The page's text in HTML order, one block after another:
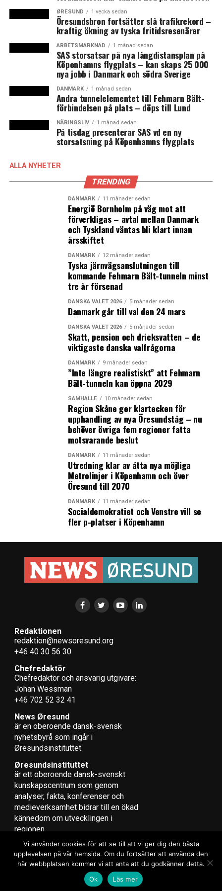
svårare för danskarna att få billiga lån utan
amorteringskrav.
Fotnot: En ägarlägenhet motsvarar närmast en svensk
bostadsrätt, med skillnaden att man i en ägarlägenhet
köper en andel av fastigheten och inte bara
nyttjanderätt av lägenheten. Vid köp av en ägarlägenhet
betalar man således inte heller en hyra till föreningen.
(News Øresund)
Danska Säpos tidigare chef dömd till fyra månaders
fängelse för bok
Novo Nordsik Fonden i nära partnerskap med flera av
världens stora fonder om samhällsutvecklingen
ØRESUND 1 vecka sedan
Öresundsbron fortsätter slå trafikrekord –
kraftig ökning av tyska fritidsresenärer
ARBETSMARKNAD 1 månad sedan
SAS storsatsar på nya långdistansplan på
Köpenhamns flygplats – kan skaps 25 000
nya jobb i Danmark och södra Sverige
DANMARK 1 månad sedan
Andra tunnelelementet till Fehmarn Bält-
förbindelsen på plats – döps till Lund
NÄRINGSLIV 1 månad sedan
På tisdag presenterar SAS vd en ny
storsatsning på Köpenhamns flygplats
ALLA NYHETER
TRENDING
DANMARK 11 månader sedan
Energiö Bornholm på väg mot att
förverkligas – avtal mellan Danmark
och Tyskland väntas bli klart innan
årsskiftet
DANMARK 12 månader sedan
Tyska järnvägsanslutningen till
kommande Fehmarn Bält-tunneln minst
tre år försenad
DANSKA VALET 2026 5 månader sedan
Danmark går till val den 24 mars
DANSKA VALET 2026 5 månader sedan
Skatt, pension och dricksvatten – de
viktigaste danska valfrågorna
DANMARK 9 månader sedan
”Inte längre realistiskt” att Fehmarn
Bält-tunneln kan öppna 2029
SAMHÄLLE 10 månader sedan
Region Skåne ger klartecken för
upphandling av nya Öresundståg – nu
behöver övriga fem regioner fatta
motsvarande beslut
DANMARK 11 månader sedan
Utredning klar av åtta nya möjliga
Metrolinjer i Köpenhamn och över
Öresund till 2070
DANMARK 11 månader sedan
Socialdemokratiet och Venstre vill se
fler p-platser i Köpenhamn
Redaktionen
redaktion@newsoresund.org
+46 40 30 56 30
Chefredaktör
Chefredaktör och ansvarig utgivare:
Johan Wessman
+46 702 52 32 41
News Øresund
är en oberoende dansk-svensk
nyhets­byrå som ingår i
Øresundsinstituttet.
Øresundsinstituttet
är ett oberoende dansk-svenskt
kunskapscentrum som genom
analyser, fakta, konferenser och
medieverksamhet bidrar till en ökad
kännedom om utvecklingen i
regionen.
Copyright © 2017 Zox News Theme. Theme by MVP Themes, powered
by WordPress.
Vi använder cookies för att se till att vi ger dig den bästa
upplevelsen på vår hemsida. Om du fortsätter att använda den
här webbplatsen kommer vi att anta att du godkänner detta.
Ok
Läs mer